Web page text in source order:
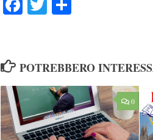
POTREBBERO
0